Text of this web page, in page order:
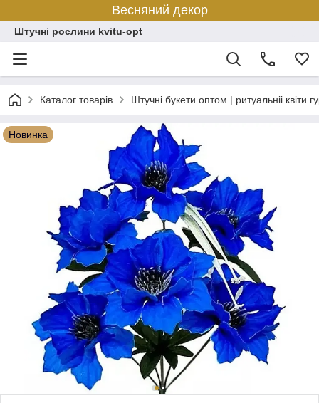
Весняний декор
Штучні рослини kvitu-opt
Каталог товарів Штучні букети оптом | ритуальніі квіти
Новинка